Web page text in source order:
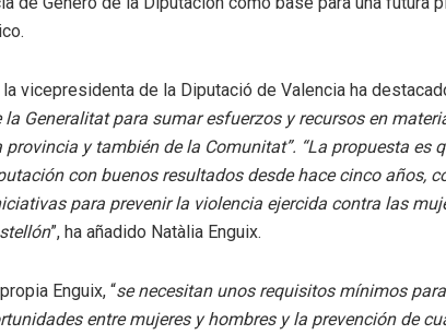
vicepresidenta de la Diputació de Valencia ha
la Generalitat para sumar esfuerzos y recursos en
y también de la Comunitat”. “La propuesta es
con buenos resultados desde hace cinco años,
para prevenir la violencia ejercida contra las
”, ha añadido Natàlia Enguix.
Enguix, “se necesitan unos requisitos mínimos
entre mujeres y hombres y la prevención de